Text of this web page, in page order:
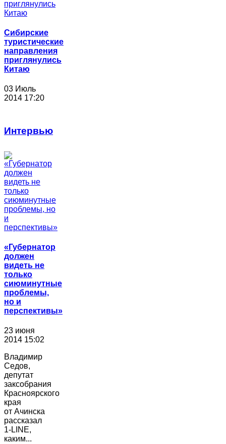
Сибирские
туристические
направления
приглянулись
Китаю
03 Июль
2014 17:20
Интервью
«Губернатор
должен
видеть не
только
сиюминутные
проблемы,
но и
перспективы»
23 июня
2014 15:02
Владимир
Седов,
депутат
заксобрания
Красноярского
края
от Ачинска
рассказал
1-LINE,
каким...